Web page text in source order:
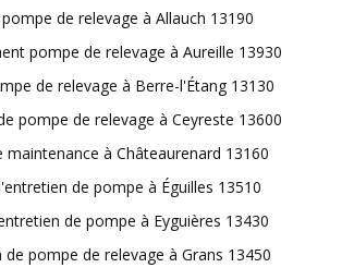
de relevage à Allauch 13190
pompe de relevage à Aureille 13930
de relevage à Berre-l'Étang 13130
pompe de relevage à Ceyreste 13600
maintenance à Châteaurenard 13160
de pompe à Éguilles 13510
de pompe à Eyguières 13430
de pompe de relevage à Grans 13450